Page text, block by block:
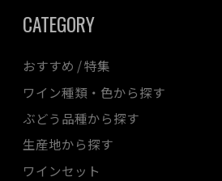
CATEGORY
おすすめ / 特集
ワイン種類・色から探す
ぶどう品種から探す
生産地から探す
ワインセット